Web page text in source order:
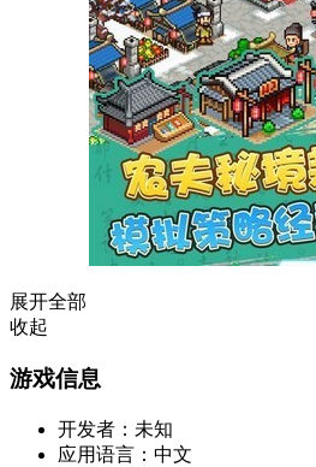
展开全部
收起
游戏信息
开发者： 未知
应用语言： 中文